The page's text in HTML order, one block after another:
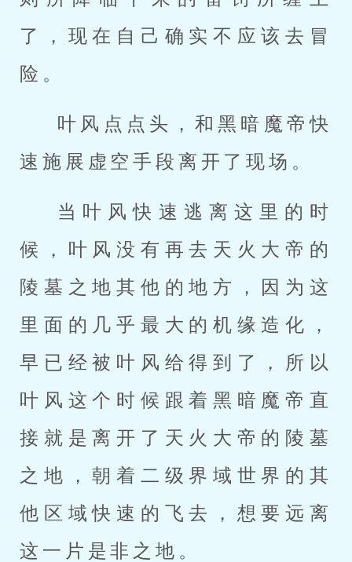
了，现在自己确实不应该去冒
险。
叶风点点头，和黑暗魔帝快
速施展虚空手段离开了现场。
当叶风快速逃离这里的时
候，叶风没有再去天火大帝的
陵墓之地其他的地方，因为这
里面的几乎最大的机缘造化，
早已经被叶风给得到了，所以
叶风这个时候跟着黑暗魔帝直
接就是离开了天火大帝的陵墓
之地，朝着二级界域世界的其
他区域快速的飞去，想要远离
这一片是非之地。